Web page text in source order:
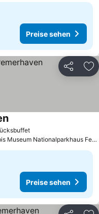
Preise sehen
Teilen
Preise sehen
Preise sehen
Museum Nationalparkhaus
Preise sehen